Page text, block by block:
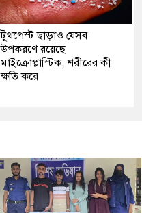
টুথপেস্ট ছাড়াও যেসব
উপকরণে রয়েছে
মাইক্রোপ্লাস্টিক, শরীরের কী
ক্ষতি করে